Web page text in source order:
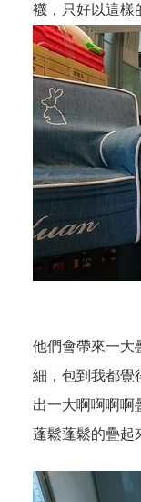
襪，只好以這樣
他們會帶來一大
細，包到我都覺
出一大啊啊啊啊
蓬鬆蓬鬆的疊起